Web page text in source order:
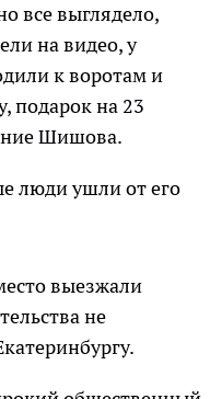
все выглядело,
на видео, у
к воротам и
подарок на 23
Шишова.
люди ушли от его
выезжали
не